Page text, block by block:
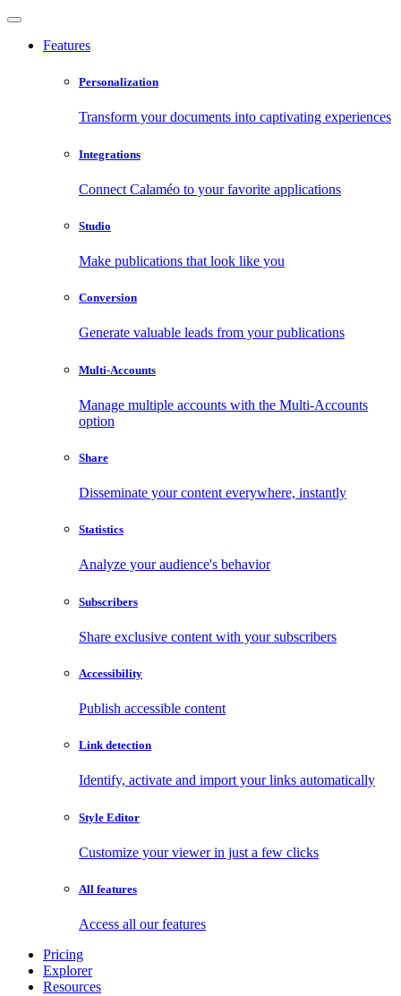
Features
Personalization
Transform your documents into captivating experiences
Integrations
Connect Calaméo to your favorite applications
Studio
Make publications that look like you
Conversion
Generate valuable leads from your publications
Multi-Accounts
Manage multiple accounts with the Multi-Accounts
option
Share
Disseminate your content everywhere, instantly
Statistics
Analyze your audience's behavior
Subscribers
Share exclusive content with your subscribers
Accessibility
Publish accessible content
Link detection
Identify, activate and import your links automatically
Style Editor
Customize your viewer in just a few clicks
All features
Access all our features
Pricing
Explorer
Resources